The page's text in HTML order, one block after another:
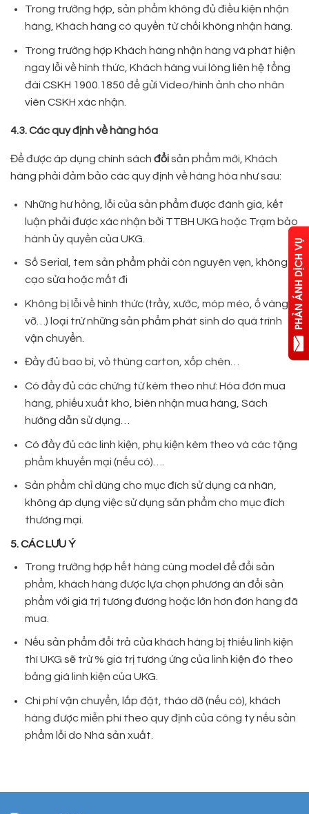
Trong trường hợp, sản phẩm không đủ điều kiện nhận
hàng, Khách hàng có quyền từ chối không nhận hàng.
Trong trường hợp Khách hàng nhận hàng và phát hiện
ngay lỗi về hình thức, Khách hàng vui lòng liên hệ tổng
đài CSKH 1900.1850 để gửi Video/hình ảnh cho nhân
viên CSKH xác nhận.
4.3. Các quy định về hàng hóa
Để được áp dụng chính sách đổisản phẩm mới, Khách
hàng phải đảm bảo các quy định về hàng hóa như sau:
Những hư hỏng, lỗi của sản phẩm được đánh giá, kết
luận phải được xác nhận bởi TTBH UKG hoặc Trạm bảo
hành ủy quyền của UKG.
Số Serial, tem sản phẩm phải còn nguyên vẹn, không bị
cạo sửa hoặc mất đi
Không bị lỗi về hình thức (trầy, xước, móp méo, ố vàng,
vỡ…) loại trừ những sản phẩm phát sinh do quá trình
vận chuyển.
Đầy đủ bao bì, vỏ thùng carton, xốp chèn…
Có đầy đủ các chứng từ kèm theo như: Hóa đơn mua
hàng, phiếu xuất kho, biên nhận mua hàng, Sách
hướng dẫn sử dụng…
Có đầy đủ các linh kiện, phụ kiện kèm theo và các tặng
phẩm khuyến mại (nếu có)….
Sản phẩm chỉ dùng cho mục đích sử dụng cá nhân,
không áp dụng việc sử dụng sản phẩm cho mục đích
thương mại.
5. CÁC LƯU Ý
Trong trường hợp hết hàng cùng model để đổi sản
phẩm, khách hàng được lựa chọn phương án đổi sản
phẩm với giá trị tương đương hoặc lớn hơn đơn hàng đã
mua.
Nếu sản phẩm đổi trả của khách hàng bị thiếu linh kiện
thì UKG sẽ trừ % giá trị tương ứng của linh kiện đó theo
bảng giá linh kiện của UKG.
Chi phí vận chuyển, lắp đặt, tháo dỡ (nếu có), khách
hàng được miễn phí theo quy định của công ty nếu sản
phẩm lỗi do Nhà sản xuất.